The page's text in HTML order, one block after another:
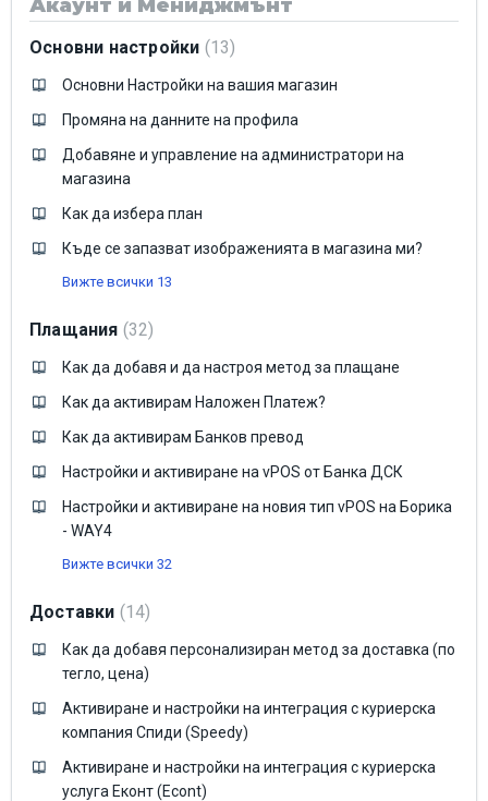
Акаунт и Мениджмънт
Основни настройки 13
Основни Настройки на вашия магазин
Промяна на данните на профила
Добавяне и управление на администратори на
магазина
Как да избера план
Къде се запазват изображенията в магазина ми?
Вижте всички 13
Плащания 32
Как да добавя и да настроя метод за плащане
Как да активирам Наложен Платеж?
Как да активирам Банков превод
Настройки и активиране на vPOS от Банка ДСК
Настройки и активиране на новия тип vPOS на Борика
- WAY4
Вижте всички 32
Доставки 14
Как да добавя персонализиран метод за доставка (по
тегло, цена)
Активиране и настройки на интеграция с куриерска
компания Спиди (Speedy)
Активиране и настройки на интеграция с куриерска
услуга Еконт (Econt)